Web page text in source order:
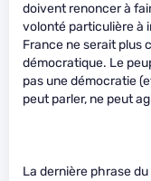
doivent renoncer à
volonté particulière à
France ne serait plus
démocratique. Le
pas une démocratie
peut parler, ne peut
La dernière phrase du